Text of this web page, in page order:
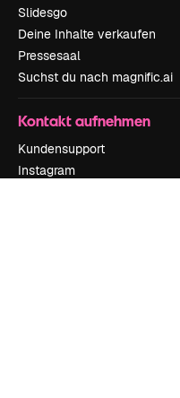
Slidesgo
Deine Inhalte verkaufen
Pressesaal
Suchst du nach magnific.ai
Kontakt aufnehmen
Kundensupport
Instagram